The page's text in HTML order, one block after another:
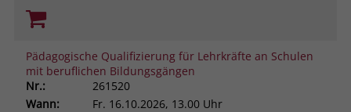
Pädagogische Qualifizierung für Lehrkräfte an Schulen
mit beruflichen Bildungsgängen
Nr.:
261520
Wann:
Fr. 16.10.2026, 13.00 Uhr